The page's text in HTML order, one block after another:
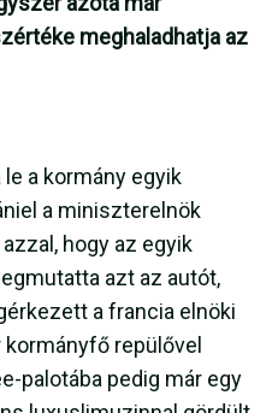
meghaladhatja az
a kormány egyik
a miniszterelnök
hogy az egyik
azt az autót,
a francia elnöki
kormányfő repülővel
palotába pedig már egy